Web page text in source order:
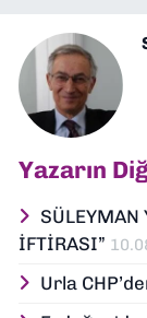
Yazarın
SÜLEYMAN
İFTİRASI”
Urla